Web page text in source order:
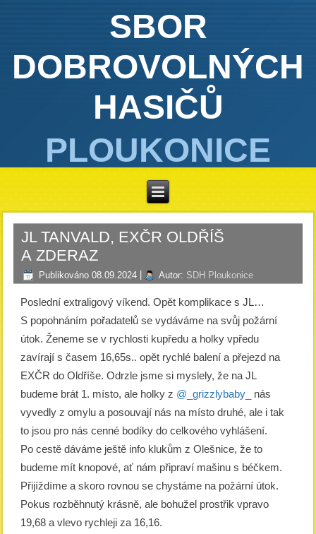
SBOR
DOBROVOLNÝCH
HASIČŮ
PLOUKONICE
JL TANVALD, EXČR OLDŘÍŠ
A ZDERAZ
Publikováno 08.09.2024 Autor: SDH Ploukonice
Poslední extraligový víkend. Opět komplikace s JL…
S popohnáním pořadatelů se vydáváme na svůj požární
útok. Ženeme se v rychlosti kupředu a holky vpředu
zavírají s časem 16,65s.. opět rychlé balení a přejezd na
EXČR do Oldříše. Odrzle jsme si myslely, že na JL
budeme brát 1. místo, ale holky z @_grizzlybaby_
nás
vyvedly z omylu a posouvají nás na místo druhé, ale i tak
to jsou pro nás cenné bodíky do celkového vyhlášení.
Po cestě dáváme ještě info klukům z Olešnice, že to
budeme mít knopové, ať nám připraví mašinu s béčkem.
Přijíždíme a skoro rovnou se chystáme na požární útok.
Pokus rozběhnutý krásně, ale bohužel prostřik vpravo
19,68 a vlevo rychleji za 16,16.